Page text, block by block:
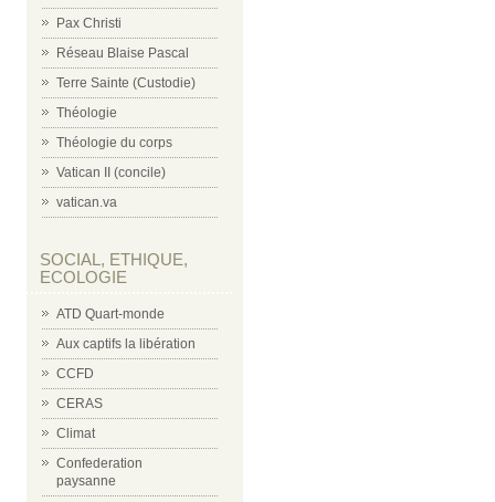
Pax Christi
Réseau Blaise Pascal
Terre Sainte (Custodie)
Théologie
Théologie du corps
Vatican II (concile)
vatican.va
SOCIAL, ETHIQUE,
ECOLOGIE
ATD Quart-monde
Aux captifs la libération
CCFD
CERAS
Climat
Confederation
paysanne